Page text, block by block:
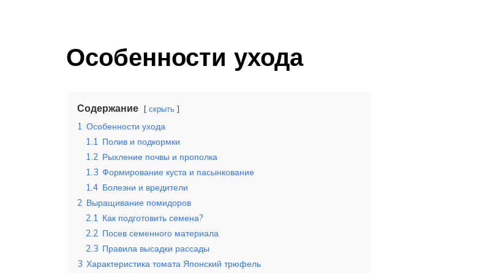
Особенности ухода
Содержание скрыть
1 Особенности ухода
1.1 Полив и подкормки
1.2 Рыхление почвы и прополка
1.3 Формирование куста и пасынкование
1.4 Болезни и вредители
2 Выращивание помидоров
2.1 Как подготовить семена?
2.2 Посев семенного материала
2.3 Правила высадки рассады
3 Характеристика томата Японский трюфель